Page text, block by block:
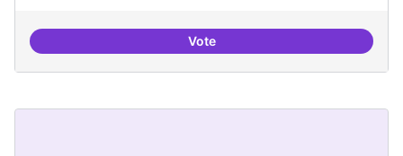
VoteTrobades democràtiques